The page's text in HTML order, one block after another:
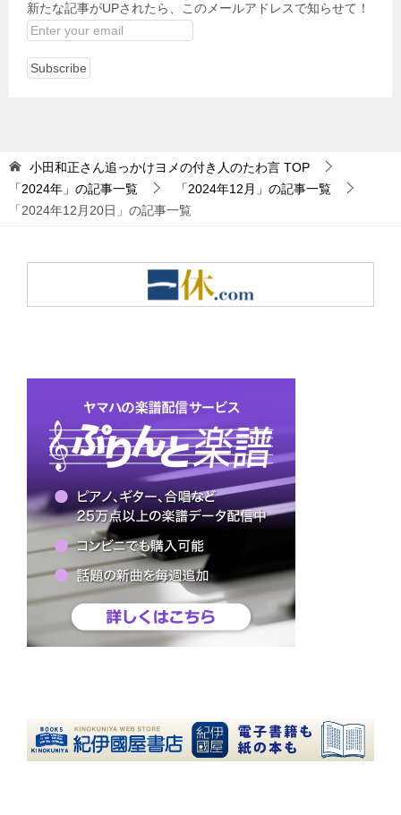
新たな記事がUPされたら、このメールアドレスで知らせて！
小田和正さん追っかけヨメの付き人のたわ言 TOP
「2024年」の記事一覧
「2024年12月」の記事一覧
「2024年12月20日」の記事一覧